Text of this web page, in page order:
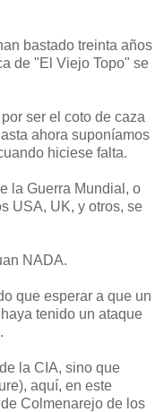
bastado treinta años
de "El Viejo Topo" se
ser el coto de caza
ahora suponíamos
hiciese falta.
la Guerra Mundial, o
USA, UK, y otros, se
NADA.
que esperar a que un
tenido un ataque
la CIA, sino que
aquí, en este
Colmenarejo de los